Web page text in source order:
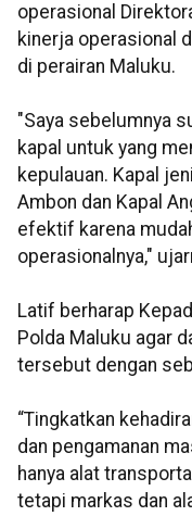
operasional
kinerja operasional
di perairan Maluku.
"Saya sebelumnya
kapal untuk yang
kepulauan. Kapal
Ambon dan Kapal
efektif karena
operasionalnya,"
Latif berharap
Polda Maluku agar
tersebut dengan
“Tingkatkan
dan pengamanan
hanya alat
tetapi markas dan